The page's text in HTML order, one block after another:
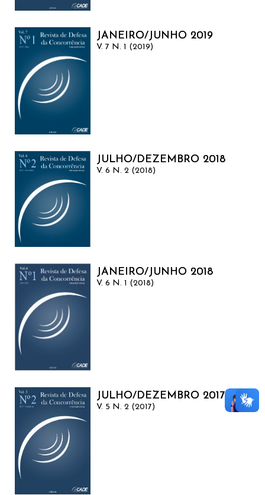
JANEIRO/JUNHO 2019
V. 7 N. 1 (2019)
JULHO/DEZEMBRO 2018
V. 6 N. 2 (2018)
JANEIRO/JUNHO 2018
V. 6 N. 1 (2018)
JULHO/DEZEMBRO 2017
V. 5 N. 2 (2017)